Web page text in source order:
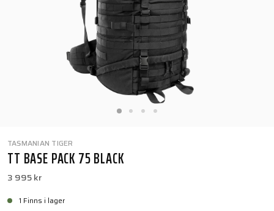
TASMANIAN TIGER
TT BASE PACK 75 BLACK
3 995 kr
1 Finns i lager